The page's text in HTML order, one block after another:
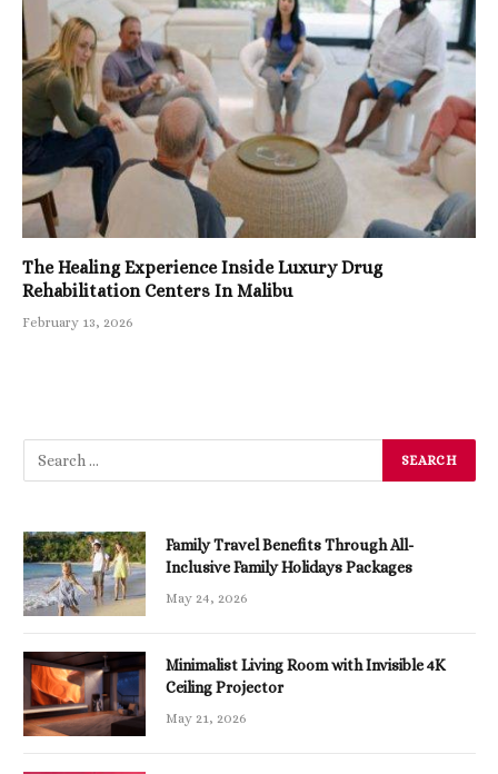
The Healing Experience Inside Luxury Drug
Rehabilitation Centers In Malibu
February 13, 2026
Family Travel Benefits Through All-
Inclusive Family Holidays Packages
May 24, 2026
Minimalist Living Room with Invisible 4K
Ceiling Projector
May 21, 2026